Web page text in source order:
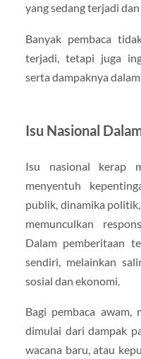
yang sedang terjadi
Banyak pembaca
terjadi, tetapi juga
serta dampaknya
Isu Nasional
Isu nasional kerap
menyentuh
publik, dinamika
memunculkan
Dalam pemberitaan
sendiri, melainkan
sosial dan ekonomi.
Bagi pembaca awam,
dimulai dari dampak
wacana baru, atau